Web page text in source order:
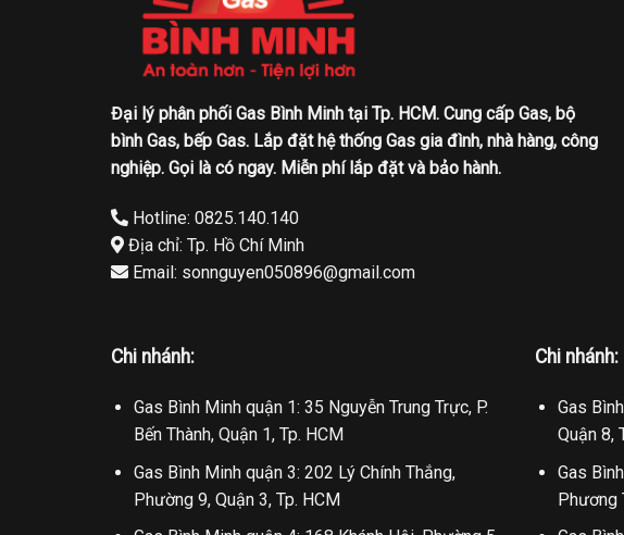
Đại lý phân phối Gas Bình Minh tại Tp. HCM. Cung cấp Gas, bộ
bình Gas, bếp Gas. Lắp đặt hệ thống Gas gia đình, nhà hàng, công
nghiệp. Gọi là có ngay. Miễn phí lắp đặt và bảo hành.
Hotline: 0825.140.140
Địa chỉ: Tp. Hồ Chí Minh
Email: sonnguyen050896@gmail.com
Chi nhánh:
Gas Bình Minh quận 1: 35 Nguyễn Trung Trực, P.
Bến Thành, Quận 1, Tp. HCM
Gas Bình Minh quận 3: 202 Lý Chính Thắng,
Phường 9, Quận 3, Tp. HCM
Chi nhánh:
Gas
Quận 8,
Gas
Phương